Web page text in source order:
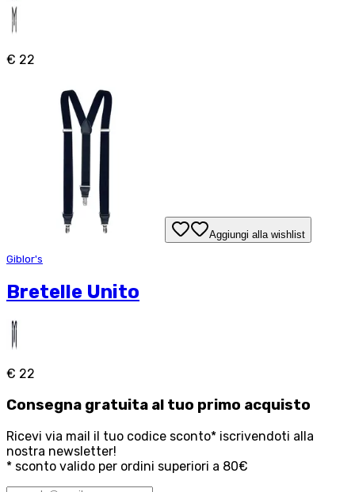
€ 22
Aggiungi alla wishlist
Giblor's
Bretelle Unito
€ 22
Consegna gratuita al tuo primo acquisto
Ricevi via mail il tuo codice sconto* iscrivendoti alla
nostra newsletter!
* sconto valido per ordini superiori a 80€